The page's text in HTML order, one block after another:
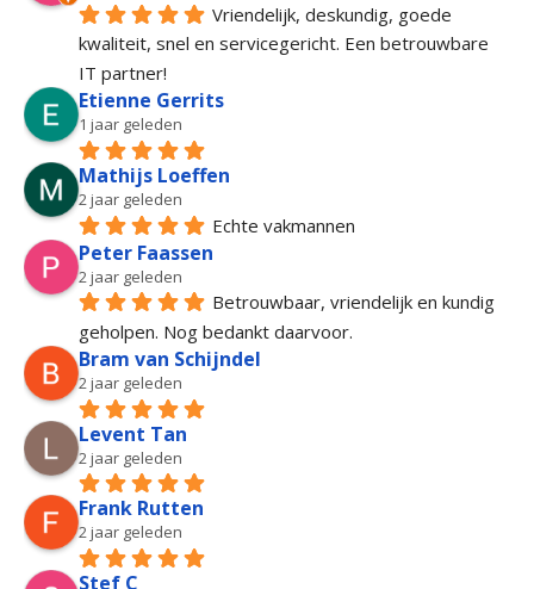
Vriendelijk, deskundig, goede
kwaliteit, snel en servicegericht. Een betrouwbare
IT partner!
Etienne Gerrits
1 jaar geleden
Mathijs Loeffen
2 jaar geleden
Echte vakmannen
Peter Faassen
2 jaar geleden
Betrouwbaar, vriendelijk en kundig
geholpen. Nog bedankt daarvoor.
Bram van Schijndel
2 jaar geleden
Levent Tan
2 jaar geleden
Frank Rutten
2 jaar geleden
Stef C